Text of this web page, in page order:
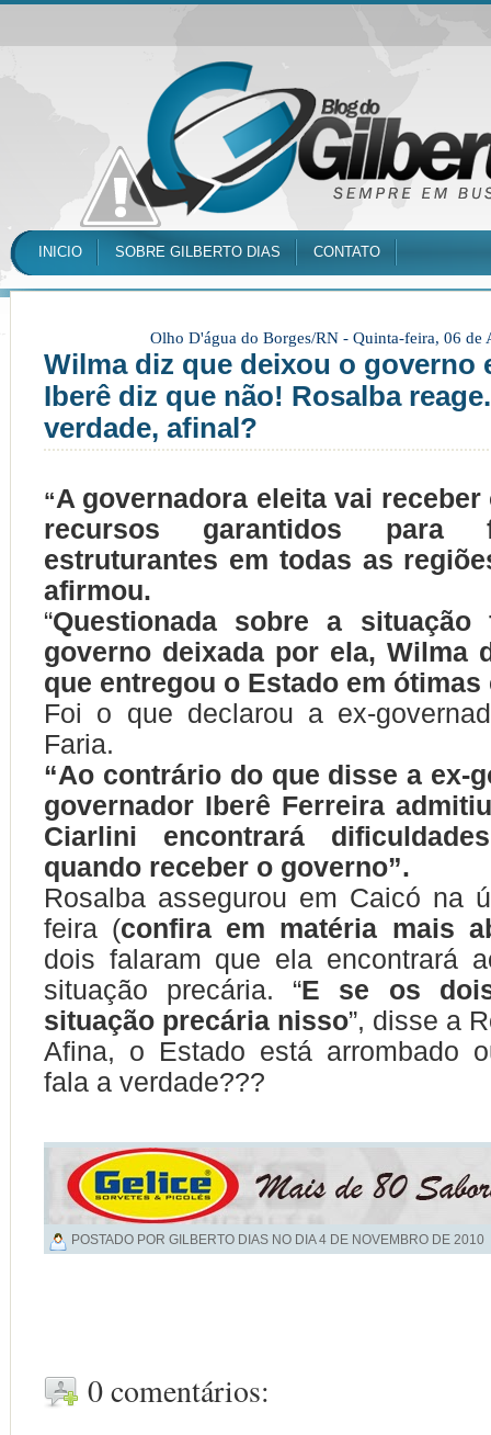
INICIO SOBRE GILBERTO DIAS CONTATO
Olho D'água do Borges/RN - Quinta-feira, 06 de
Wilma diz que deixou o governo
Iberê diz que não! Rosalba
verdade, afinal?
“A governadora eleita vai receber
recursos garantidos para
estruturantes em todas as
afirmou.
“Questionada sobre a situação
governo deixada por ela, Wilma
que entregou o Estado em
Foi o que declarou a ex-
Faria.
“Ao contrário do que disse a ex-
governador Iberê Ferreira
Ciarlini encontrará
quando receber o governo”.
Rosalba assegurou em Caicó na
feira (confira em matéria mais
dois falaram que ela encontrará
situação precária. “E se os
situação precária nisso”, disse a
Afina, o Estado está arrombado
fala a verdade???
POSTADO POR GILBERTO DIAS NO DIA4 DE NOVEMBRO DE 2010
0 comentários: